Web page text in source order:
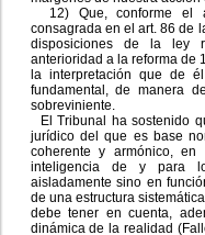
12) Que, conforme el
consagrada en el art. 86 de
disposiciones de la ley
anterioridad a la reforma de
la interpretación que de
fundamental, de manera
sobreviniente.
El Tribunal ha sostenido
jurídico del que es base
coherente y armónico,
inteligencia de y para
aisladamente sino en
de una estructura
debe tener en cuenta,
dinámica de la realidad